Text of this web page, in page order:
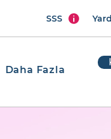
SSS
Daha Fazla